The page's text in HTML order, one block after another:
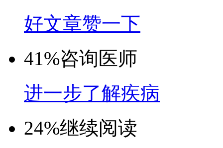
好文章赞一下
41%咨询医师
进一步了解疾病
24%继续阅读